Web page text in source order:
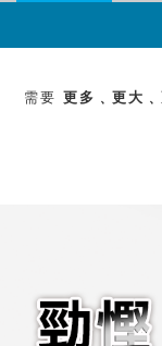
需要 更多﹑更大